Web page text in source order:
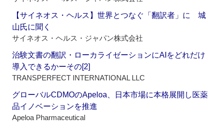
【サイネオス・ヘルス】世界とつなぐ「翻訳者」に 城
山氏に聞く
サイネオス・ヘルス・ジャパン株式会社
治験文書の翻訳・ローカライゼーションにAIをどれだけ
導入できるかーその[2]
TRANSPERFECT INTERNATIONAL LLC
グローバルCDMOのApeloa、日本市場に本格展開し医薬
品イノベーションを推進
Apeloa Pharmaceutical